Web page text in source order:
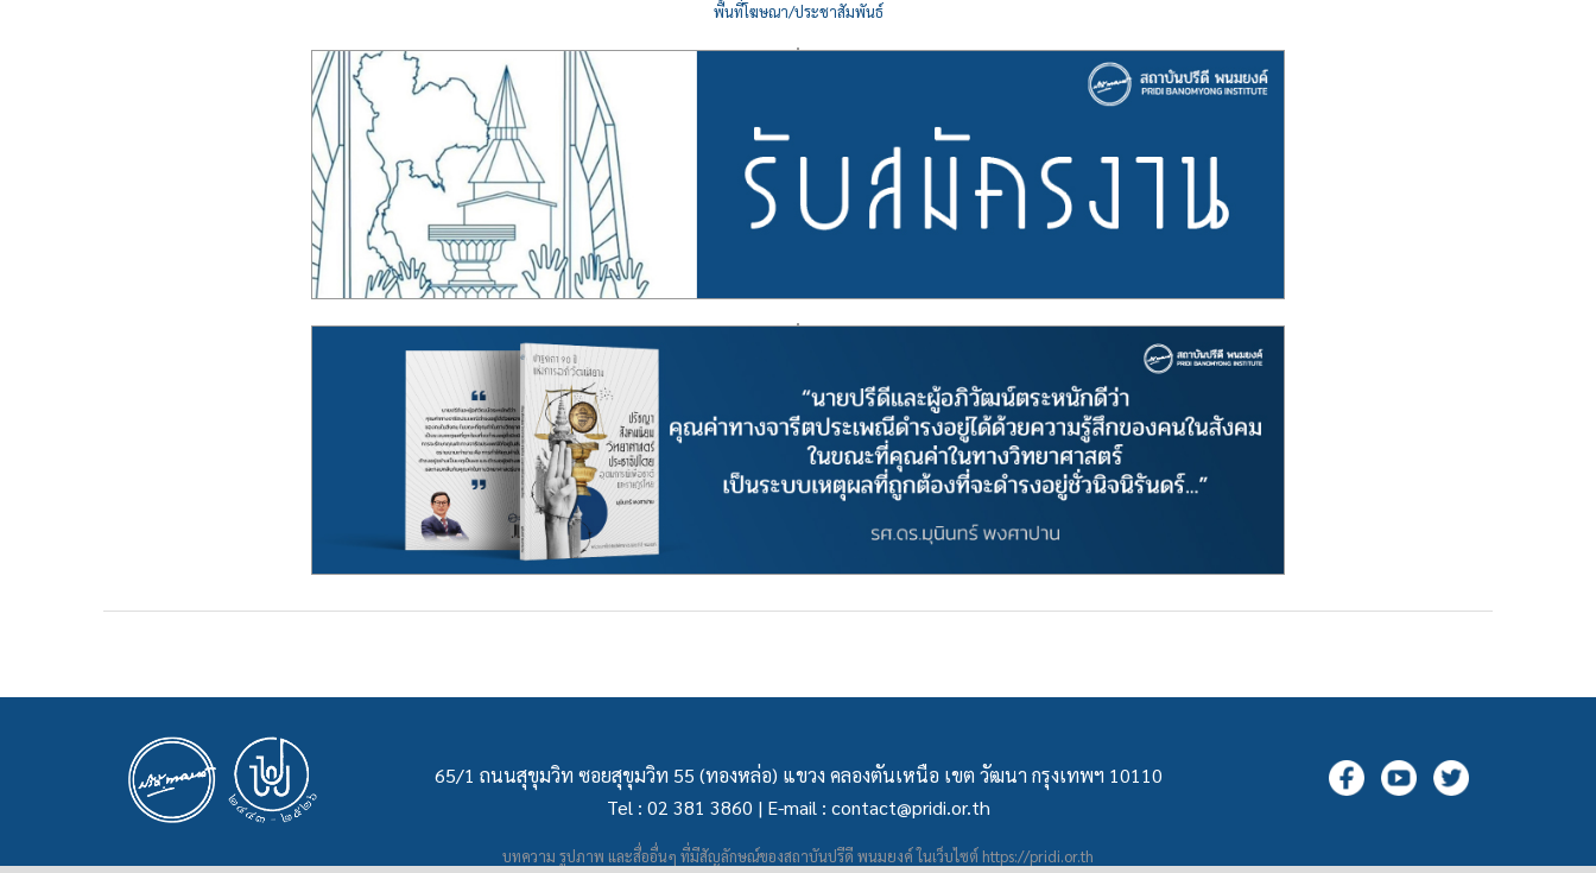
พื้นที่โฆษณา/ประชาสัมพันธ์
65/1 ถนนสุขุมวิท ซอยสุขุมวิท 55 (ทองหล่อ) แขวง คลองตันเหนือ เขต วัฒนา กรุงเทพฯ 10110
Tel : 02 381 3860 | E-mail : contact@pridi.or.th
บทความ รูปภาพ และสื่ออื่นๆ ที่มีสัญลักษณ์ของสถาบันปรีดี พนมยงค์ ในเว็บไซต์ https://pridi.or.th